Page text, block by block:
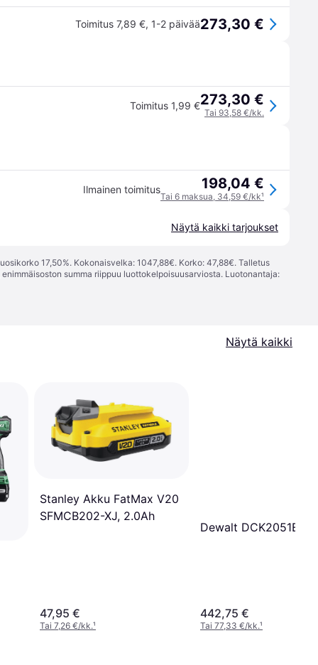
Toimitus 7,89 €, 1-2 päivää273,30 €
Toimitus 1,99 €273,30 €
Tai 93,58 €/kk.
Ilmainen toimitus 198,04 €
Tai 6 maksua, 34,59 €/kk¹
Näytä kaikki tarjoukset
17,50%. Kokonaisvelka: 1047,88€. Korko: 47,88€. Talletus
summa riippuu luottokelpoisuusarviosta. Luotonantaja:
Näytä kaikki
Stanley Akku FatMax V20
SFMCB202-XJ, 2.0Ah
47,95 €
Tai 7,26 €/kk.¹
Dewalt
442,75 €
Tai 77,33 €/kk.¹